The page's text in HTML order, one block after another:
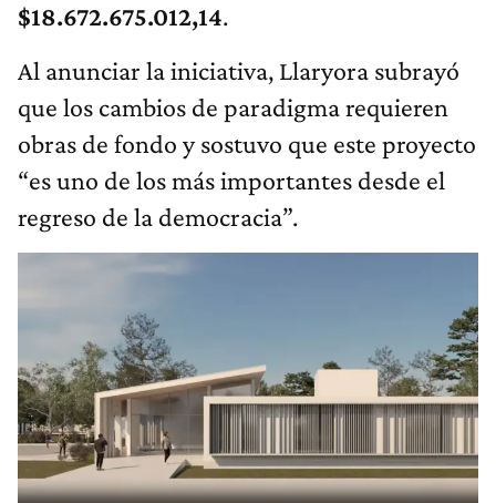
$18.672.675.012,14.
Al anunciar la iniciativa, Llaryora subrayó
que los cambios de paradigma requieren
obras de fondo y sostuvo que este proyecto
“es uno de los más importantes desde el
regreso de la democracia”.